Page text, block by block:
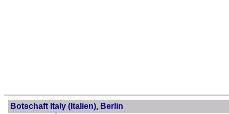
Botschaft Italy (Italien), Berlin